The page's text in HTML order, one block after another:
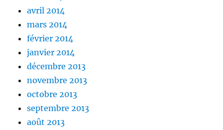
avril 2014
mars 2014
février 2014
janvier 2014
décembre 2013
novembre 2013
octobre 2013
septembre 2013
août 2013